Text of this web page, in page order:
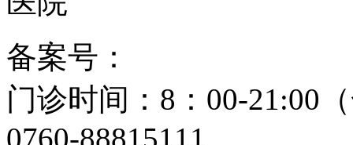
备案号：
门诊时间：8：00-21:00
0760-88815111